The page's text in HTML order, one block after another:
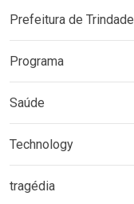
Prefeitura de Trindade
Programa
Saúde
Technology
tragédia